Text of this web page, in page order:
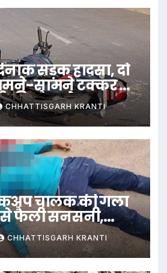
सड़क हादसा, दो
सामने टक्कर में
की मौत, दो अन्य
CHHATTISGARH KRANTI
चालक की गला
से फैली सनसनी,
CHHATTISGARH KRANTI